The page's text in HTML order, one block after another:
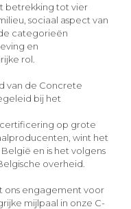
betrekking tot vier
sociaal aspect van
categorieën
en
rol.
van de Concrete
bij het
certificering op grote
wint het
en is het volgens
overheid.
ons engagement voor
mijlpaal in onze C-